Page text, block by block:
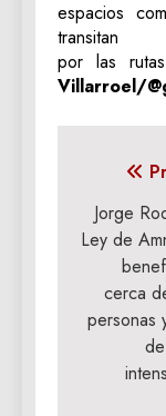
espacios
transitan
por las
Villarroel/
de
Jorge
Ley de
cerca
personas